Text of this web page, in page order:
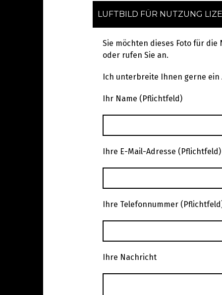
LUFTBILD FÜR NUTZUNG
Sie möchten dieses Foto für
oder rufen Sie an.
Ich unterbreite Ihnen gerne ein
Ihr Name (Pflichtfeld)
Ihre E-Mail-Adresse (Pflichtfeld)
Ihre Telefonnummer
Ihre Nachricht